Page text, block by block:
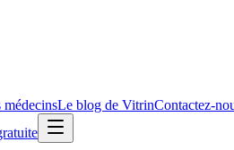
médecinsLe blog de VitrinContactez-